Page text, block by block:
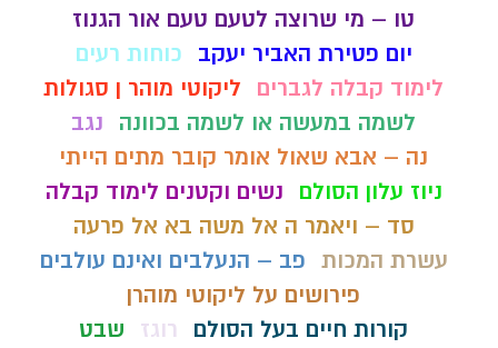
טו – מי שרוצה לטעם טעם אור הגנוז
יום פטירת האביר יעקב
כוחות רעים
לימוד קבלה לגברים
ליקוטי מוהר ן סגולות
לשמה במעשה או לשמה בכוונה
נגב
נה – אבא שאול אומר קובר מתים הייתי
ניוז עלון הסולם
נשים וקטנים לימוד קבלה
סד – ויאמר ה אל משה בא אל פרעה
עשרת המכות פב – הנעלבים ואינם עולבים
פירושים על ליקוטי מוהרן
קורות חיים בעל הסולם
רוגז
שבט